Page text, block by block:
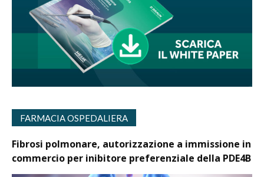
FARMACIA OSPEDALIERA
Fibrosi polmonare, autorizzazione a immissione in
commercio per inibitore preferenziale della PDE4B